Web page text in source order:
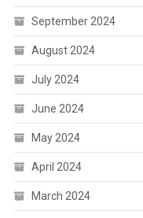
September 2024
August 2024
July 2024
June 2024
May 2024
April 2024
March 2024